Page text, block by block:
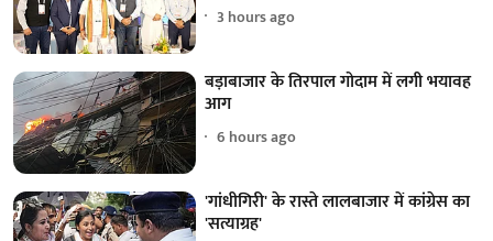
3 hours ago
बड़ाबाजार के तिरपाल गोदाम में लगी भयावह
आग
6 hours ago
'गांधीगिरी' के रास्ते लालबाजार में कांग्रेस का
'सत्याग्रह'